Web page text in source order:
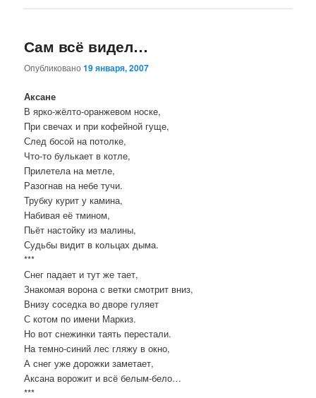
Сам всё видел…
Опубликовано19 января, 2007
Аксане
В ярко-жёлто-оранжевом носке,
При свечах и при кофейной гуще,
След босой на потолке,
Что-то булькает в котле,
Прилетела на метле,
Разогнав на небе тучи.
Трубку курит у камина,
Набивая её тмином,
Пьёт настойку из малины,
Судьбы видит в кольцах дыма.
***
Снег падает и тут же тает,
Знакомая ворона с ветки смотрит вниз,
Внизу соседка во дворе гуляет
С котом по имени Маркиз.
Но вот снежинки таять перестали.
На темно-синий лес гляжу в окно,
А снег уже дорожки заметает,
Аксана ворожит и всё белым-бело…
***